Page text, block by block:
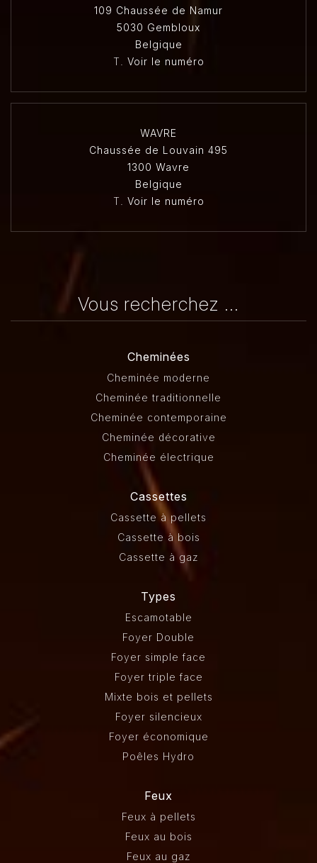
109 Chaussée de Namur
5030 Gembloux
Belgique
T. Voir le numéro
WAVRE
Chaussée de Louvain 495
1300 Wavre
Belgique
T. Voir le numéro
Vous recherchez ...
Cheminées
Cheminée moderne
Cheminée traditionnelle
Cheminée contemporaine
Cheminée décorative
Cheminée électrique
Cassettes
Cassette à pellets
Cassette à bois
Cassette à gaz
Types
Escamotable
Foyer Double
Foyer simple face
Foyer triple face
Mixte bois et pellets
Foyer silencieux
Foyer économique
Poêles Hydro
Feux
Feux à pellets
Feux au bois
Feux au gaz